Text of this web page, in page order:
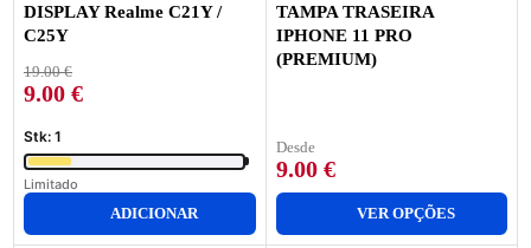
DISPLAY Realme C21Y /
C25Y
19.00€
9.00 €
Stk: 1
Limitado
ADICIONAR
TAMPA TRASEIRA
IPHONE 11 PRO
(PREMIUM)
Desde
9.00 €
VER OPÇÕES